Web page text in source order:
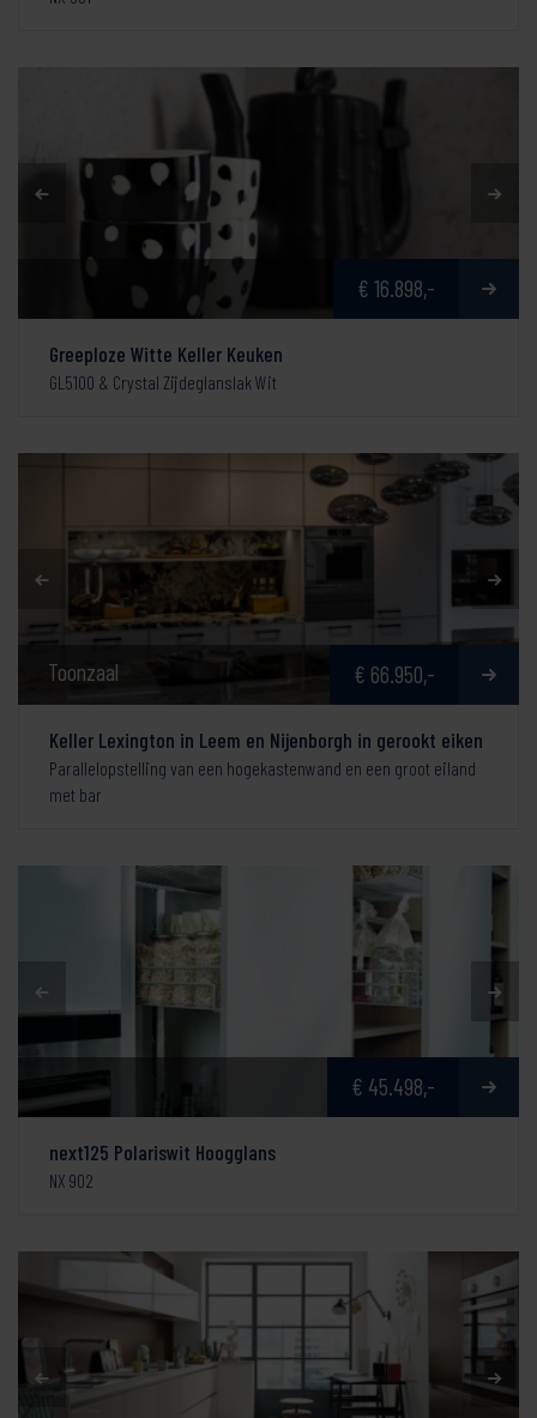
€ 16.898,-
Greeploze Witte Keller Keuken
GL5100 & Crystal Zijdeglanslak Wit
Toonzaal € 66.950,-
Keller Lexington in Leem en Nijenborgh in gerookt eiken
Parallelopstelling van een hogekastenwand en een groot eiland
met bar
€ 45.498,-
next125 Polariswit Hoogglans
NX 902